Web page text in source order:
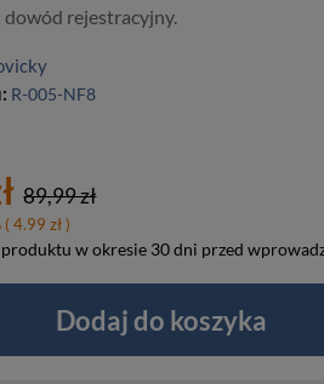
rejestracyjny.
R-005-NF8
89,99 zł
( 4.99 zł )
produktu w okresie 30 dni przed
Dodaj do koszyka